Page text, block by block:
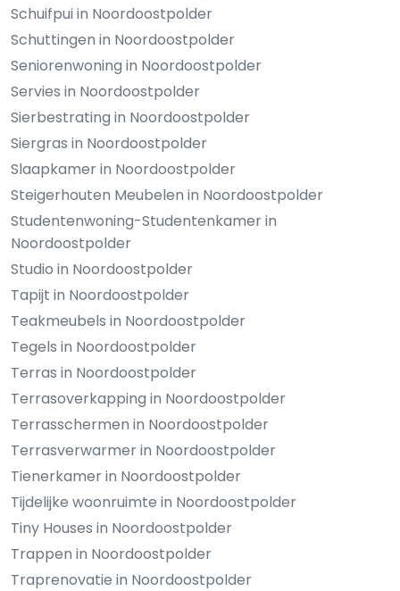
Schuifpui in Noordoostpolder
Schuttingen in Noordoostpolder
Seniorenwoning in Noordoostpolder
Servies in Noordoostpolder
Sierbestrating in Noordoostpolder
Siergras in Noordoostpolder
Slaapkamer in Noordoostpolder
Steigerhouten Meubelen in Noordoostpolder
Studentenwoning-Studentenkamer in
Noordoostpolder
Studio in Noordoostpolder
Tapijt in Noordoostpolder
Teakmeubels in Noordoostpolder
Tegels in Noordoostpolder
Terras in Noordoostpolder
Terrasoverkapping in Noordoostpolder
Terrasschermen in Noordoostpolder
Terrasverwarmer in Noordoostpolder
Tienerkamer in Noordoostpolder
Tijdelijke woonruimte in Noordoostpolder
Tiny Houses in Noordoostpolder
Trappen in Noordoostpolder
Traprenovatie in Noordoostpolder